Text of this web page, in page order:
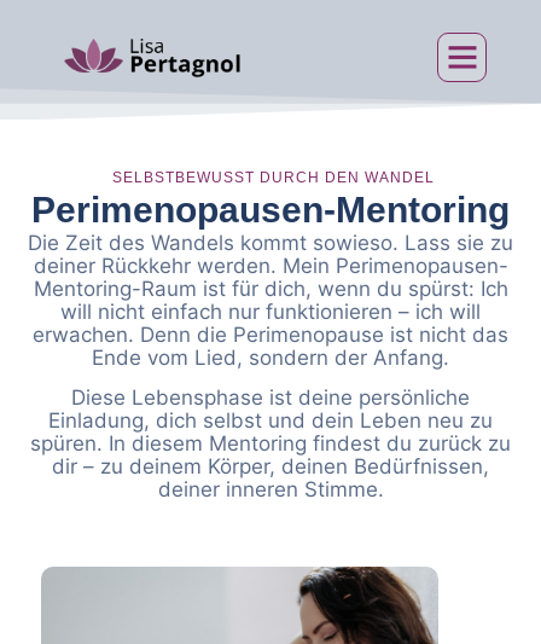
SELBSTBEWUSST DURCH DEN WANDEL
Perimenopausen-Mentoring
Die Zeit des Wandels kommt sowieso. Lass sie zu
deiner Rückkehr werden. Mein Perimenopausen-
Mentoring-Raum ist für dich, wenn du spürst: Ich
will nicht einfach nur funktionieren – ich will
erwachen. Denn die Perimenopause ist nicht das
Ende vom Lied, sondern der Anfang.
Diese Lebensphase ist deine persönliche
Einladung, dich selbst und dein Leben neu zu
spüren. In diesem Mentoring findest du zurück zu
dir – zu deinem Körper, deinen Bedürfnissen,
deiner inneren Stimme.